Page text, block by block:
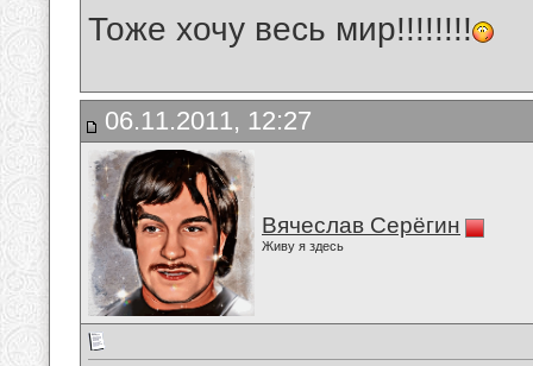
Тоже хочу весь мир!!!!!!!!
06.11.2011, 12:27
Вячеслав Серёгин
Живу я здесь